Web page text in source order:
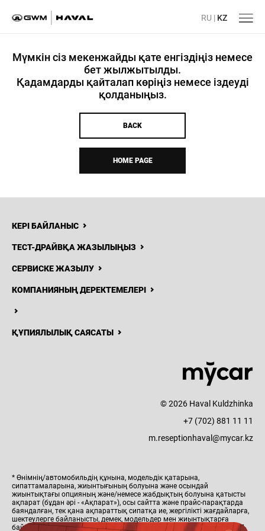
ОНЛАЙН САТЫП АЛУ
RU | KZ
Мүмкін сіз мекенжайды қате енгіздіңіз немесе
бет жылжытылды.
Қадамдарды қайталап көріңіз немесе іздеуді
қолданыңыз.
BACK
HOME PAGE
КЕРІ БАЙЛАНЫС
ТЕСТ-ДРАЙВҚА ЖАЗЫЛЫҢЫЗ
СЕРВИСКЕ ЖАЗЫЛУ
КОМПАНИЯНЫҢ ДЕРЕКТЕМЕЛЕРІ
ҚҰПИЯЛЫЛЫҚ САЯСАТЫ
© 2026 Haval Kuldzhinka
+7 (702) 881 11 11
m.reseptionhaval@mycar.kz
* Өнімнің/автомобильдің құнына, модельдік қатарына,
сипаттамаларына, жиынтығының болуына және осындай
жиынтықтағы опцияның және/немесе жабдықтың болуына қатысты
ақпарат (бұдан әрі - «Ақпарат»), осы сайтта және прайс-парақтарда
баяндалған, тек қана ақпараттық сипатқа ие, жергілікті жағдайларға,
шектеулерге байланысты, демек, модельдер мен жиынтықтарға
байланысты ерекшеленуі мүмкін және ҚР Азаматтық Кодексінің 447-